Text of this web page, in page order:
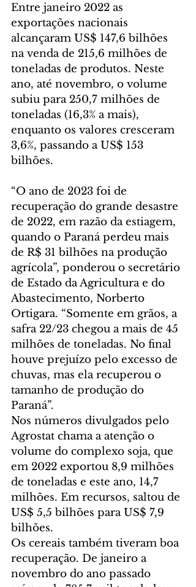
Entre janeiro 2022 as
exportações nacionais
alcançaram US$ 147,6 bilhões
na venda de 215,6 milhões de
toneladas de produtos. Neste
ano, até novembro, o volume
subiu para 250,7 milhões de
toneladas (16,3% a mais),
enquanto os valores cresceram
3,6%, passando a US$ 153
bilhões.
“O ano de 2023 foi de
recuperação do grande desastre
de 2022, em razão da estiagem,
quando o Paraná perdeu mais
de R$ 31 bilhões na produção
agrícola”, ponderou o secretário
de Estado da Agricultura e do
Abastecimento, Norberto
Ortigara. “Somente em grãos, a
safra 22/23 chegou a mais de 45
milhões de toneladas. No final
houve prejuízo pelo excesso de
chuvas, mas ela recuperou o
tamanho de produção do
Paraná”.
Nos números divulgados pelo
Agrostat chama a atenção o
volume do complexo soja, que
em 2022 exportou 8,9 milhões
de toneladas e este ano, 14,7
milhões. Em recursos, saltou de
US$ 5,5 bilhões para US$ 7,9
bilhões.
Os cereais também tiveram boa
recuperação. De janeiro a
novembro do ano passado